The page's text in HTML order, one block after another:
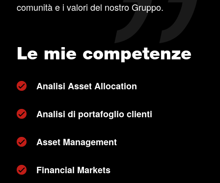
comunità e i valori del nostro Gruppo.
Le mie competenze
Analisi Asset Allocation
Analisi di portafoglio clienti
Asset Management
Financial Markets